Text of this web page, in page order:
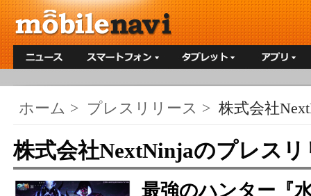
ホーム > プレスリリース > 株式会社
株式会社NextNinjaのプレス
最強のハンター『